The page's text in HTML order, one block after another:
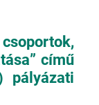
című
pályázati